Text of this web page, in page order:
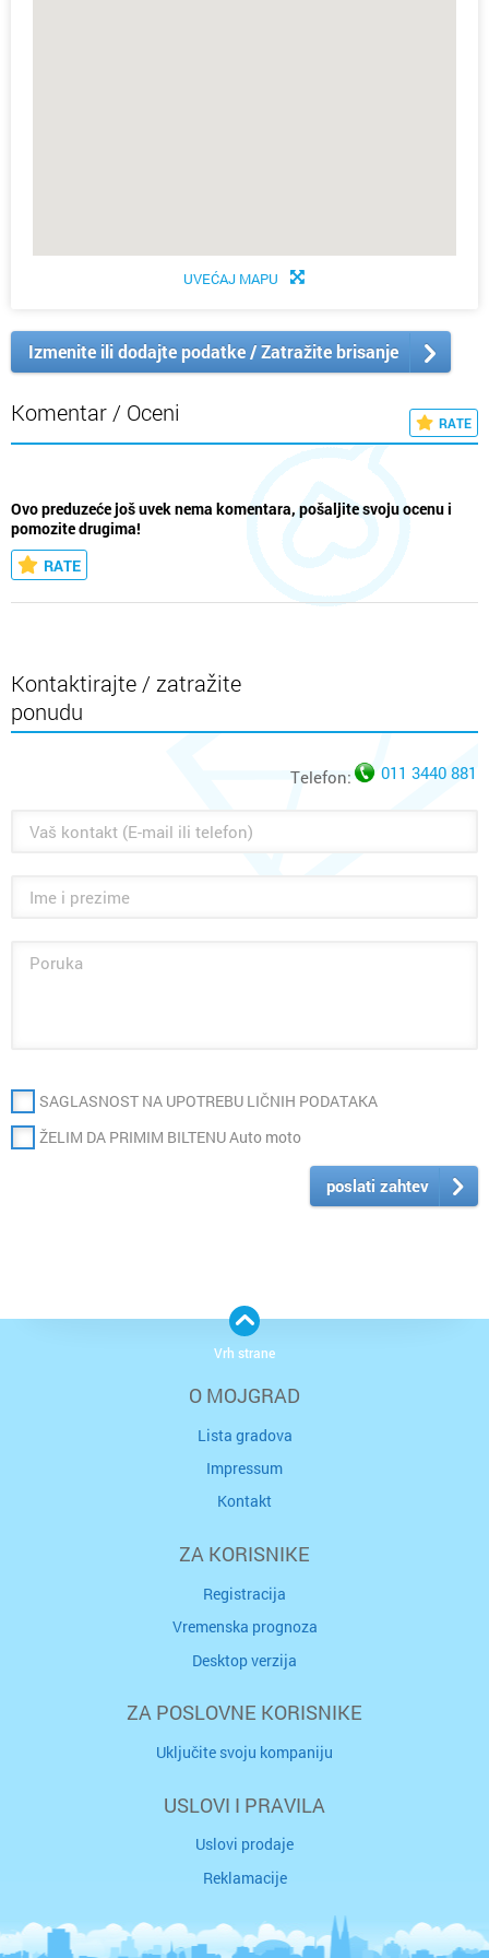
UVEĆAJ MAPU
Izmenite ili dodajte podatke / Zatražite brisanje
Komentar / Oceni RATE
Ovo preduzeće još uvek nema komentara, pošaljite svoju ocenu i
pomozite drugima!
RATE
Kontaktirajte / zatražite
ponudu
Telefon: 011 3440 881
SAGLASNOST NA UPOTREBU LIČNIH PODATAKA
ŽELIM DA PRIMIM BILTENU Auto moto
poslati zahtev
O MOJGRAD
Lista gradova
Impressum
Kontakt
ZA KORISNIKE
Registracija
Vremenska prognoza
Desktop verzija
ZA POSLOVNE KORISNIKE
Uključite svoju kompaniju
USLOVI I PRAVILA
Uslovi prodaje
Reklamacije
Vrh strane